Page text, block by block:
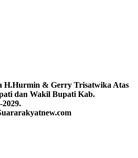
H.Hurmin & Gerry Trisatwika Atas
dan Wakil Bupati Kab.
2029.